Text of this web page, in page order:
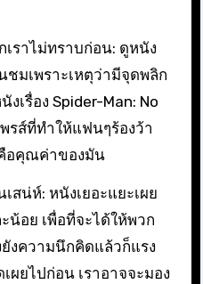
ราไม่ทราบก่อน: ดูหนัง
มเพราะเหตุว่ามีจุดพลิก
เรื่อง Spider-Man: No
รส์ที่ทำให้แฟนๆร้องว้า
อคุณค่าของมัน
สน่ห์: หนังเยอะแยะเผย
น้อย เพื่อที่จะได้ให้พวก
ยังความนึกคิดแล้วก็แรง
ผยไปก่อน เราอาจจะมอง